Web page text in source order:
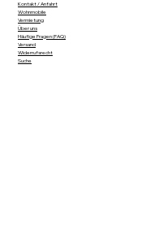
Kontakt / Anfahrt
Wohnmobile
Vermietung
Über uns
Häufige Fragen (FAQ)
Versand
Widerrufsrecht
Suche